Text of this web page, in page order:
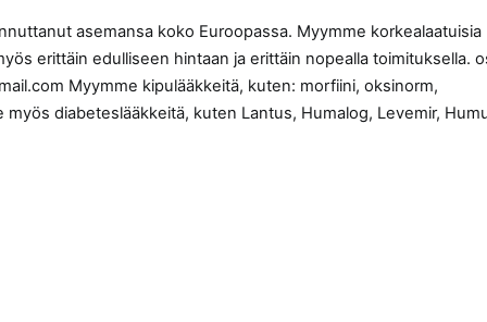
asemansa koko Euroopassa. Myymme korkealaatuisia
erittäin edulliseen hintaan ja erittäin nopealla toimituksella.
Myymme kipulääkkeitä, kuten: morfiini, oksinorm,
diabeteslääkkeitä, kuten Lantus, Humalog, Levemir,